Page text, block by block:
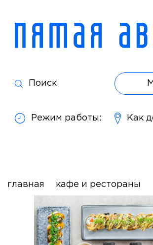
Поиск
Режим работы: Как
главная кафе и рестораны